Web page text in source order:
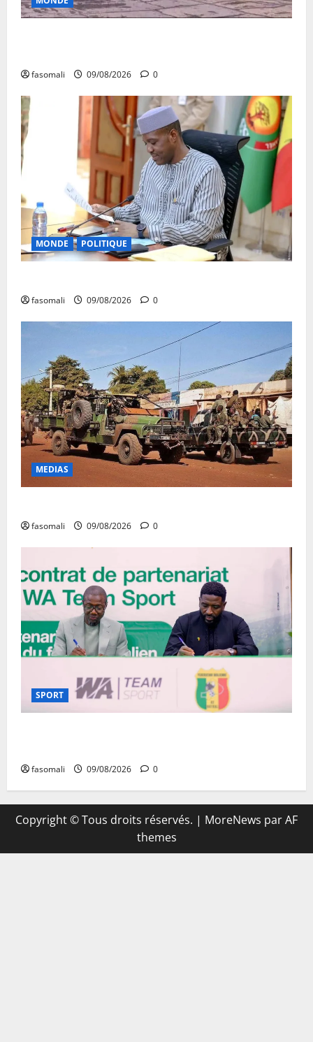
fasomali 09/08/2026 0
MONDE POLITIQUE
fasomali 09/08/2026 0
MEDIAS
fasomali 09/08/2026 0
SPORT
fasomali 09/08/2026 0
Copyright © Tous droits réservés. | MoreNews par AF
themes